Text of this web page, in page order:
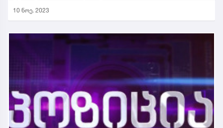
10 ნოე. 2023